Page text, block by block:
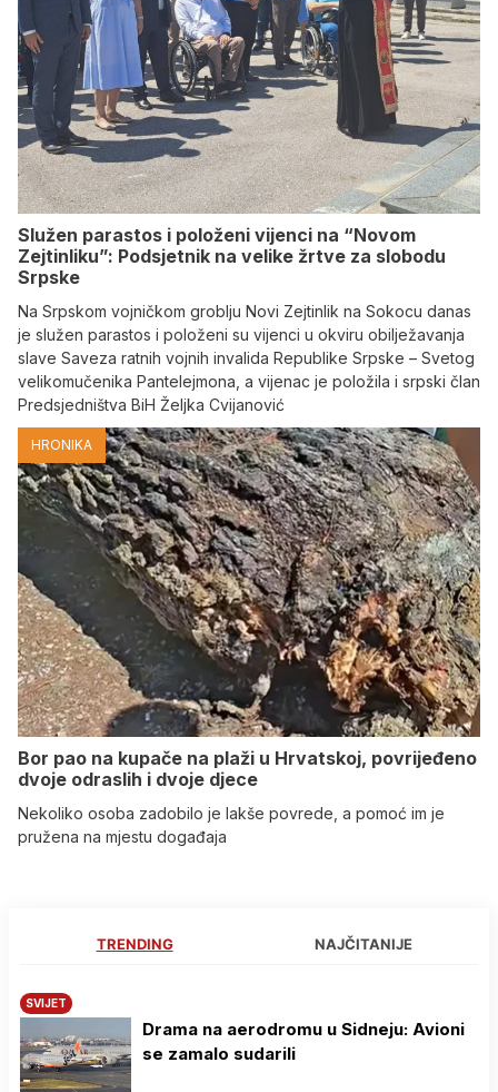
Služen parastos i položeni vijenci na “Novom
Zejtinliku”: Podsjetnik na velike žrtve za slobodu
Srpske
Na Srpskom vojničkom groblju Novi Zejtinlik na Sokocu danas
je služen parastos i položeni su vijenci u okviru obilježavanja
slave Saveza ratnih vojnih invalida Republike Srpske – Svetog
velikomučenika Pantelejmona, a vijenac je položila i srpski član
Predsjedništva BiH Željka Cvijanović
HRONIKA
Bor pao na kupače na plaži u Hrvatskoj, povrijeđeno
dvoje odraslih i dvoje djece
Nekoliko osoba zadobilo je lakše povrede, a pomoć im je
pružena na mjestu događaja
TRENDING NAJČITANIJE
SVIJET
Drama na aerodromu u Sidneju: Avioni
se zamalo sudarili